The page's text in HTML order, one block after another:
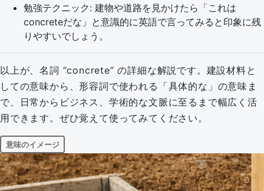
勉強テクニック: 建物や道路を見かけたら「これは
concreteだな」と意識的に英語で言ってみると印象に残
りやすいでしょう。
以上が、名詞 “concrete” の詳細な解説です。建設材料と
しての意味から、形容詞で使われる「具体的な」の意味ま
で、日常からビジネス、学術的な文脈に至るまで幅広く活
用できます。ぜひ覚えて使ってみてください。
意味のイメージ